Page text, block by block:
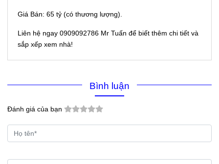
Giá Bán: 65 tỷ (có thương lượng).
Liên hệ ngay 0909092786 Mr Tuấn để biết thêm chi tiết và
sắp xếp xem nhà!
Bình luận
Đánh giá của bạn